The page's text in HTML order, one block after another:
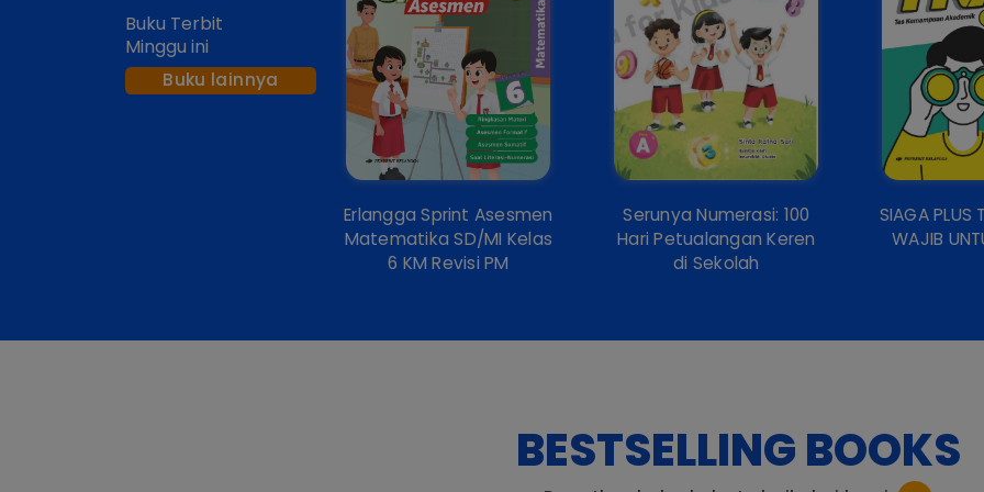
Buku Terbit
Minggu ini
Buku lainnya
Erlangga Sprint Asesmen
Matematika SD/MI Kelas
6 KM Revisi PM
Serunya Numerasi: 100
Hari Petualangan Keren
di Sekolah
SIAGA PLUS
WAJIB
BESTSELLING BOOKS